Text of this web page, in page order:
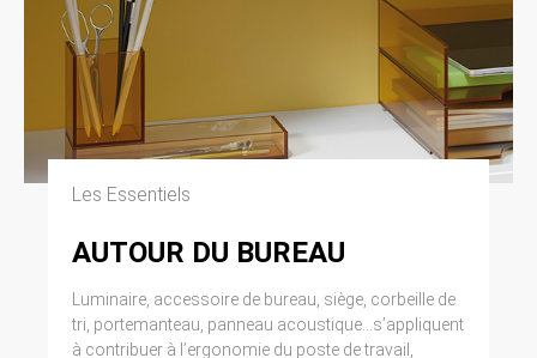
Les Essentiels
AUTOUR DU BUREAU
Luminaire, accessoire de bureau, siège, corbeille de
tri, portemanteau, panneau acoustique...s’appliquent
à contribuer à l’ergonomie du poste de travail,
11. LEXIQUE.
Utilisateur : Internaute se connectant, utilisant
le site susnommé. Informations personnelles :
« les informations qui permettent, sous quelque
forme que ce soit, directement ou non,
l’identification des personnes physiques
auxquelles elles s’appliquent » (article 4 de la